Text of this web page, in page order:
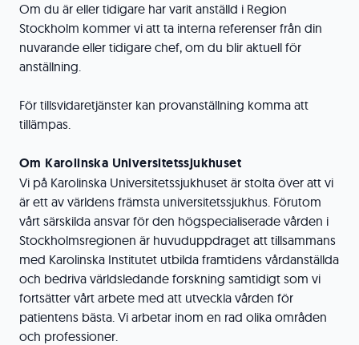
Om du är eller tidigare har varit anställd i Region
Stockholm kommer vi att ta interna referenser från din
nuvarande eller tidigare chef, om du blir aktuell för
anställning.
För tillsvidaretjänster kan provanställning komma att
tillämpas.
Om Karolinska Universitetssjukhuset
Vi på Karolinska Universitetssjukhuset är stolta över att vi
är ett av världens främsta universitetssjukhus. Förutom
vårt särskilda ansvar för den högspecialiserade vården i
Stockholmsregionen är huvuduppdraget att tillsammans
med Karolinska Institutet utbilda framtidens vårdanställda
och bedriva världsledande forskning samtidigt som vi
fortsätter vårt arbete med att utveckla vården för
patientens bästa. Vi arbetar inom en rad olika områden
och professioner.